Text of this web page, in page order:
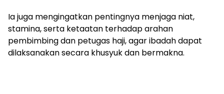
Ia juga mengingatkan pentingnya menjaga niat,
stamina, serta ketaatan terhadap arahan
pembimbing dan petugas haji, agar ibadah dapat
dilaksanakan secara khusyuk dan bermakna.